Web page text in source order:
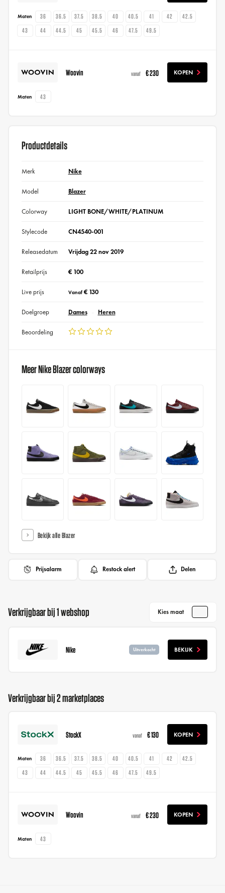
Maten 36 36.5 37.5 38.5 40 40.5 41 42
42.5
43
44 44.5 45 45.5 46 47.5 49.5
Woovin vanaf € 230 KOPEN
Maten 43
Productdetails
Merk Nike
Model Blazer
Colorway LIGHT BONE/WHITE/PLATINUM
Stylecode CN4540-001
Releasedatum Vrijdag 22 nov 2019
Retailprijs € 100
Live prijs Vanaf€ 130
Doelgroep Dames Heren
Beoordeling
Meer Nike Blazer colorways
Bekijk alle Blazer
Prijsalarm Restock alert Delen
Verkrijgbaar bij 1 webshop Kies maat
Nike Uitverkocht BEKIJK
Verkrijgbaar bij 2 marketplaces
StockX vanaf € 130 KOPEN
Maten 36 36.5 37.5 38.5 40 40.5 41 42
42.5
43
44 44.5 45 45.5 46 47.5 49.5
Woovin vanaf € 230 KOPEN
Maten 43